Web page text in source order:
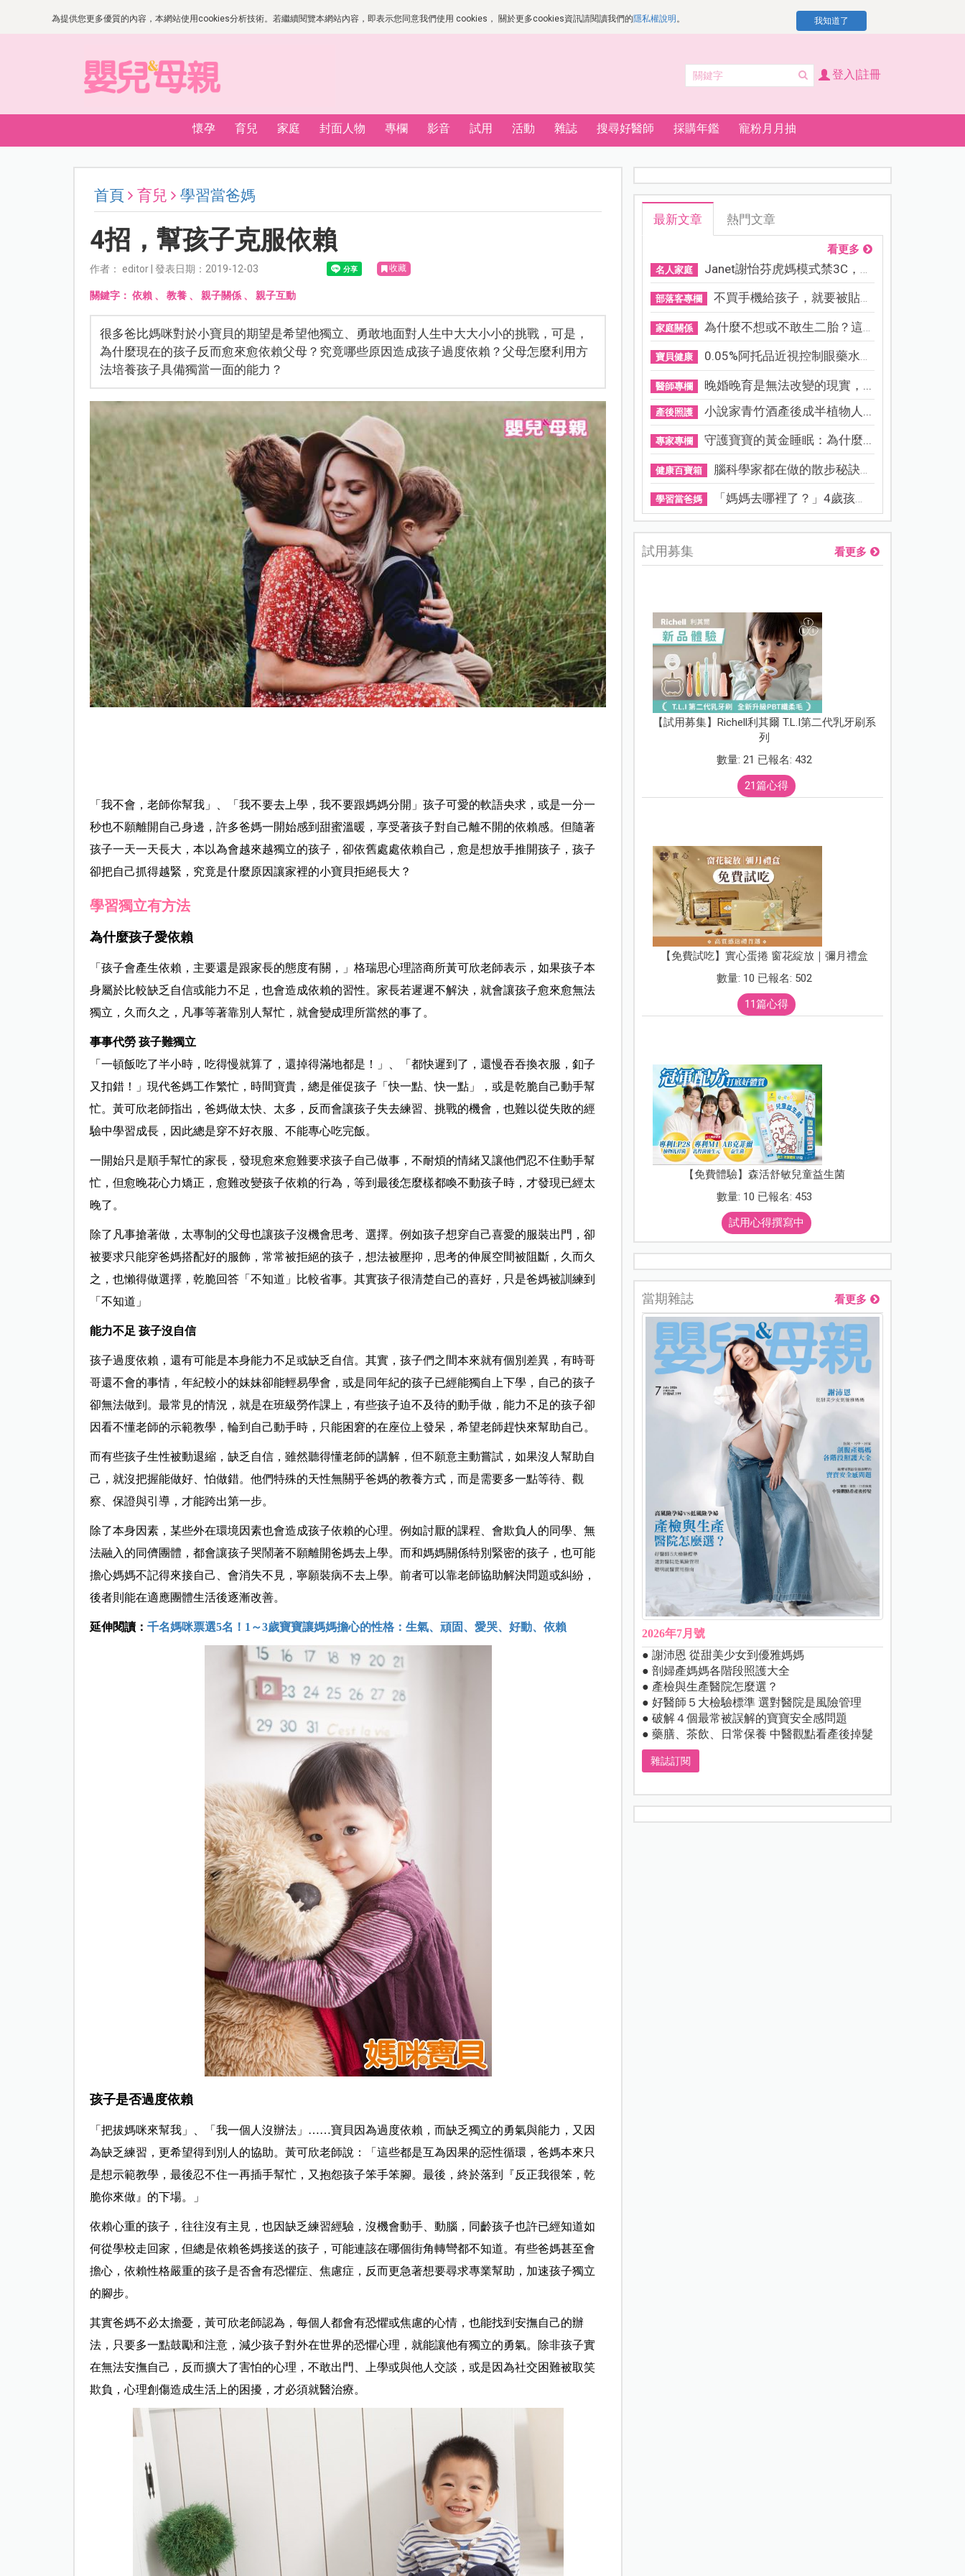
為提供您更多優質的內容，本網站使用cookies分析技術。若繼續閱覽本網站內容，即表示您同意我們使用 cookies， 關於更多cookies資訊請閱讀我們的隱私權說明 。 我知道了
登入|註冊
懷孕 育兒 家庭 封面人物 專欄 影音 試用 活動 雜誌 搜尋好醫師 採購年鑑 寵粉月月抽
首頁 育兒 學習當爸媽
4招，幫孩子克服依賴
作者： editor | 發表日期：2019-12-03 收藏
關鍵字： 依賴、 教養、 親子關係、 親子互動
很多爸比媽咪對於小寶貝的期望是希望他獨立、勇敢地面對人生中大大小小的挑戰，可是，
為什麼現在的孩子反而愈來愈依賴父母？究竟哪些原因造成孩子過度依賴？父母怎麼利用方
法培養孩子具備獨當一面的能力？
「我不會，老師你幫我」、「我不要去上學，我不要跟媽媽分開」孩子可愛的軟語央求，或是一分一
秒也不願離開自己身邊，許多爸媽一開始感到甜蜜溫暖，享受著孩子對自己離不開的依賴感。但隨著
孩子一天一天長大，本以為會越來越獨立的孩子，卻依舊處處依賴自己，愈是想放手推開孩子，孩子
卻把自己抓得越緊，究竟是什麼原因讓家裡的小寶貝拒絕長大？
學習獨立有方法
為什麼孩子愛依賴
「孩子會產生依賴，主要還是跟家長的態度有關，」格瑞思心理諮商所黃可欣老師表示，如果孩子本
身屬於比較缺乏自信或能力不足，也會造成依賴的習性。家長若遲遲不解決，就會讓孩子愈來愈無法
獨立，久而久之，凡事等著靠別人幫忙，就會變成理所當然的事了。
事事代勞 孩子難獨立
「一頓飯吃了半小時，吃得慢就算了，還掉得滿地都是！」、「都快遲到了，還慢吞吞換衣服，釦子
又扣錯！」現代爸媽工作繁忙，時間寶貴，總是催促孩子「快一點、快一點」，或是乾脆自己動手幫
忙。黃可欣老師指出，爸媽做太快、太多，反而會讓孩子失去練習、挑戰的機會，也難以從失敗的經
驗中學習成長，因此總是穿不好衣服、不能專心吃完飯。
一開始只是順手幫忙的家長，發現愈來愈難要求孩子自己做事，不耐煩的情緒又讓他們忍不住動手幫
忙，但愈晚花心力矯正，愈難改變孩子依賴的行為，等到最後怎麼樣都喚不動孩子時，才發現已經太
晚了。
除了凡事搶著做，太專制的父母也讓孩子沒機會思考、選擇。例如孩子想穿自己喜愛的服裝出門，卻
被要求只能穿爸媽搭配好的服飾，常常被拒絕的孩子，想法被壓抑，思考的伸展空間被阻斷，久而久
之，也懶得做選擇，乾脆回答「不知道」比較省事。其實孩子很清楚自己的喜好，只是爸媽被訓練到
「不知道」
能力不足 孩子沒自信
孩子過度依賴，還有可能是本身能力不足或缺乏自信。其實，孩子們之間本來就有個別差異，有時哥
哥還不會的事情，年紀較小的妹妹卻能輕易學會，或是同年紀的孩子已經能獨自上下學，自己的孩子
卻無法做到。最常見的情況，就是在班級勞作課上，有些孩子迫不及待的動手做，能力不足的孩子卻
因看不懂老師的示範教學，輪到自己動手時，只能困窘的在座位上發呆，希望老師趕快來幫助自己。
而有些孩子生性被動退縮，缺乏自信，雖然聽得懂老師的講解，但不願意主動嘗試，如果沒人幫助自
己，就沒把握能做好、怕做錯。他們特殊的天性無關乎爸媽的教養方式，而是需要多一點等待、觀
察、保證與引導，才能跨出第一步。
除了本身因素，某些外在環境因素也會造成孩子依賴的心理。例如討厭的課程、會欺負人的同學、無
法融入的同儕團體，都會讓孩子哭鬧著不願離開爸媽去上學。而和媽媽關係特別緊密的孩子，也可能
擔心媽媽不記得來接自己、會消失不見，寧願裝病不去上學。前者可以靠老師協助解決問題或糾紛，
後者則能在適應團體生活後逐漸改善。
延伸閱讀： 千名媽咪票選5名！1～3歲寶寶讓媽媽擔心的性格：生氣、頑固、愛哭、好動、依賴
孩子是否過度依賴
「把拔媽咪來幫我」、「我一個人沒辦法」……寶貝因為過度依賴，而缺乏獨立的勇氣與能力，又因
為缺乏練習，更希望得到別人的協助。黃可欣老師說：「這些都是互為因果的惡性循環，爸媽本來只
是想示範教學，最後忍不住一再插手幫忙，又抱怨孩子笨手笨腳。最後，終於落到『反正我很笨，乾
脆你來做』的下場。」
依賴心重的孩子，往往沒有主見，也因缺乏練習經驗，沒機會動手、動腦，同齡孩子也許已經知道如
何從學校走回家，但總是依賴爸媽接送的孩子，可能連該在哪個街角轉彎都不知道。有些爸媽甚至會
擔心，依賴性格嚴重的孩子是否會有恐懼症、焦慮症，反而更急著想要尋求專業幫助，加速孩子獨立
的腳步。
其實爸媽不必太擔憂，黃可欣老師認為，每個人都會有恐懼或焦慮的心情，也能找到安撫自己的辦
法，只要多一點鼓勵和注意，減少孩子對外在世界的恐懼心理，就能讓他有獨立的勇氣。除非孩子實
在無法安撫自己，反而擴大了害怕的心理，不敢出門、上學或與他人交談，或是因為社交困難被取笑
欺負，心理創傷造成生活上的困擾，才必須就醫治療。
最新文章 熱門文章
看更多
名人家庭 Janet謝怡芬虎媽模式禁3C，看...
部落客專欄 不買手機給孩子，就要被貼「...
家庭關係 為什麼不想或不敢生二胎？這8...
寶貝健康 0.05%阿托品近視控制眼藥水納...
醫師專欄 晚婚晚育是無法改變的現實，...
產後照護 小說家青竹酒產後成半植物人...
專家專欄 守護寶寶的黃金睡眠：為什麼...
健康百寶箱 腦科學家都在做的散步秘訣！...
學習當爸媽 「媽媽去哪裡了？」4歲孩子還...
試用募集 看更多
【試用募集】Richell利其爾 T.L.I第二代乳牙刷系
列
數量: 21 已報名: 432
21篇心得
【免費試吃】實心蛋捲 窗花綻放｜彌月禮盒
數量: 10 已報名: 502
11篇心得
【免費體驗】森活舒敏兒童益生菌
數量: 10 已報名: 453
試用心得撰寫中
當期雜誌 看更多
2026年7月號
● 謝沛恩 從甜美少女到優雅媽媽
● 剖婦產媽媽各階段照護大全
● 產檢與生產醫院怎麼選？
● 好醫師５大檢驗標準 選對醫院是風險管理
● 破解４個最常被誤解的寶寶安全感問題
● 藥膳、茶飲、日常保養 中醫觀點看產後掉髮
雜誌訂閱